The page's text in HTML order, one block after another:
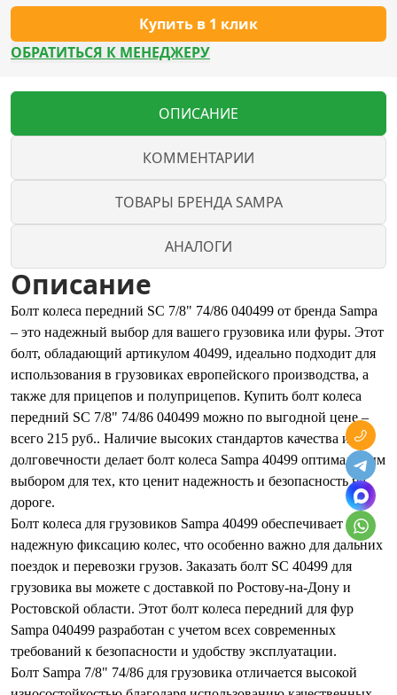
Купить в 1 клик
ОБРАТИТЬСЯ К МЕНЕДЖЕРУ
ОПИСАНИЕ
КОММЕНТАРИИ
ТОВАРЫ БРЕНДА SAMPA
АНАЛОГИ
Описание
Болт колеса передний SC 7/8" 74/86 040499 от бренда Sampa
– это надежный выбор для вашего грузовика или фуры. Этот
болт, обладающий артикулом 40499, идеально подходит для
использования в грузовиках европейского производства, а
также для прицепов и полуприцепов. Купить болт колеса
передний SC 7/8" 74/86 040499 можно по выгодной цене –
всего 215 руб.. Наличие высоких стандартов качества и
долговечности делает болт колеса Sampa 40499 оптимальным
выбором для тех, кто ценит надежность и безопасность на
дороге.
Болт колеса для грузовиков Sampa 40499 обеспечивает
надежную фиксацию колес, что особенно важно для дальних
поездок и перевозки грузов. Заказать болт SC 40499 для
грузовика вы можете с доставкой по Ростову-на-Дону и
Ростовской области. Этот болт колеса передний для фур
Sampa 040499 разработан с учетом всех современных
требований к безопасности и удобству эксплуатации.
Болт Sampa 7/8" 74/86 для грузовика отличается высокой